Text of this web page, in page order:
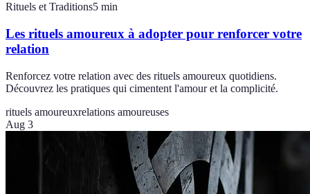
Rituels et Traditions5 min
Les rituels amoureux à adopter pour renforcer votre
relation
Renforcez votre relation avec des rituels amoureux quotidiens.
Découvrez les pratiques qui cimentent l'amour et la complicité.
rituels amoureuxrelations amoureuses
Aug 3